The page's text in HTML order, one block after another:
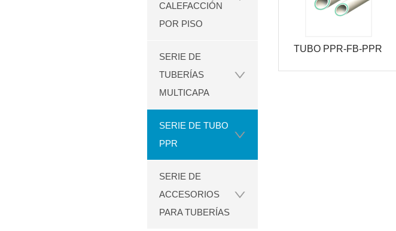
CALEFACCIÓN
POR PISO
SERIE DE
TUBERÍAS
MULTICAPA
SERIE DE TUBO
PPR
SERIE DE
ACCESORIOS
PARA TUBERÍAS
TUBO PPR-FB-PPR